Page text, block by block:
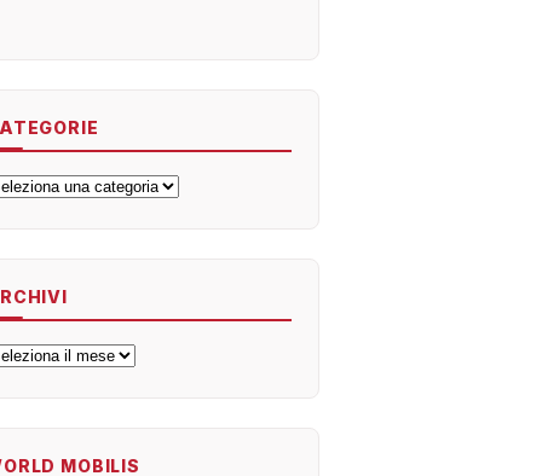
MOBILIS